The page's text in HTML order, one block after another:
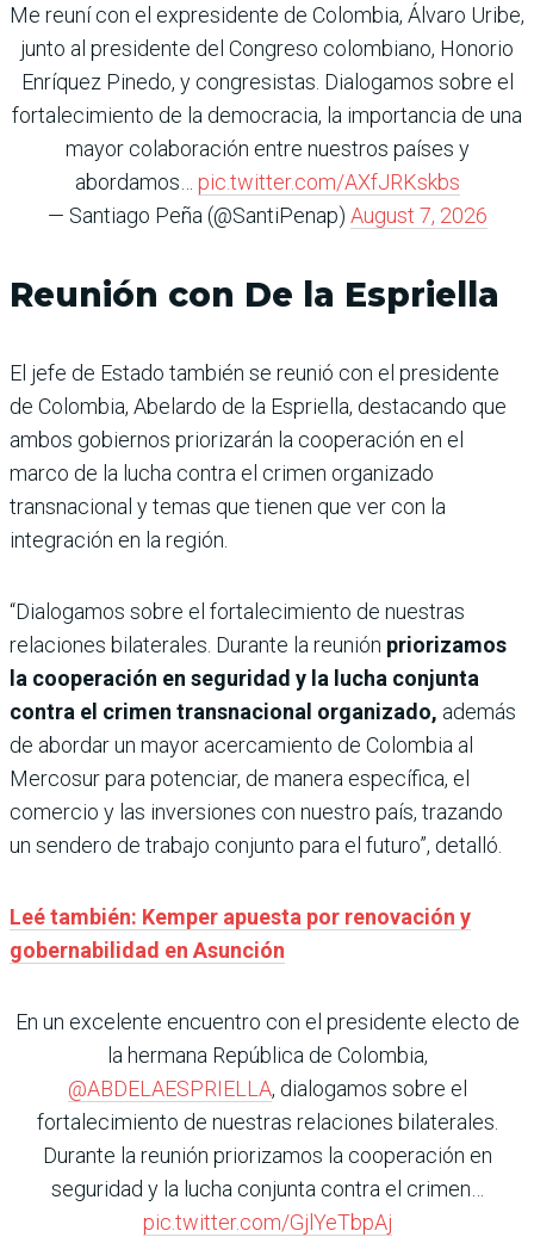
Me reuní con el expresidente de Colombia, Álvaro Uribe,
junto al presidente del Congreso colombiano, Honorio
Enríquez Pinedo, y congresistas. Dialogamos sobre el
fortalecimiento de la democracia, la importancia de una
mayor colaboración entre nuestros países y
abordamos… pic.twitter.com/AXfJRKskbs
— Santiago Peña (@SantiPenap) August 7, 2026
Reunión con De la Espriella
El jefe de Estado también se reunió con el presidente
de Colombia, Abelardo de la Espriella, destacando que
ambos gobiernos priorizarán la cooperación en el
marco de la lucha contra el crimen organizado
transnacional y temas que tienen que ver con la
integración en la región.
“Dialogamos sobre el fortalecimiento de nuestras
relaciones bilaterales. Durante la reunión priorizamos
la cooperación en seguridad y la lucha conjunta
contra el crimen transnacional organizado, además
de abordar un mayor acercamiento de Colombia al
Mercosur para potenciar, de manera específica, el
comercio y las inversiones con nuestro país, trazando
un sendero de trabajo conjunto para el futuro”, detalló.
Leé también: Kemper apuesta por renovación y
gobernabilidad en Asunción
En un excelente encuentro con el presidente electo de
la hermana República de Colombia,
@ABDELAESPRIELLA, dialogamos sobre el
fortalecimiento de nuestras relaciones bilaterales.
Durante la reunión priorizamos la cooperación en
seguridad y la lucha conjunta contra el crimen…
pic.twitter.com/GjlYeTbpAj